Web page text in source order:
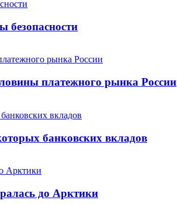
безопасности
платежного рынка России
банковских вкладов
до Арктики